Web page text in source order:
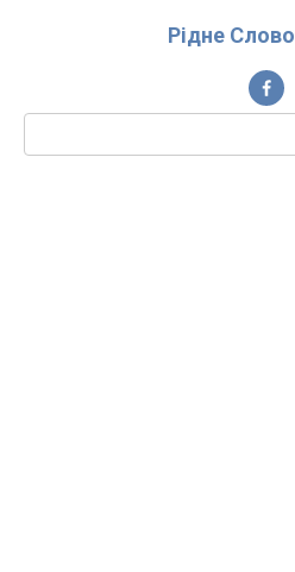
Рідне Слово
Пошук: